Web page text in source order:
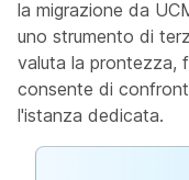
la migrazione da
uno strumento di
valuta la prontezza,
consente di
l'istanza dedicata.